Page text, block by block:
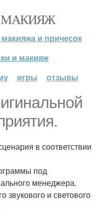
МАКИЯЖ
и причесок
и макияж
игры отзывы
в соответствии
под
менеджера.
звукового и светового